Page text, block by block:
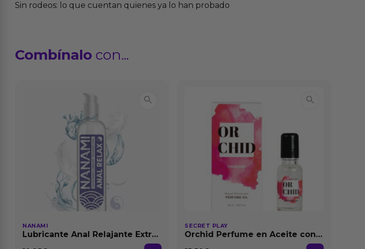
Sin rodeos: lo que cuentan quienes ya lo han probado
Combínalo con...
NANAMI
Lubricante Anal Relajante Extra
SECRET PLAY
Orchid Perfume en Aceite con